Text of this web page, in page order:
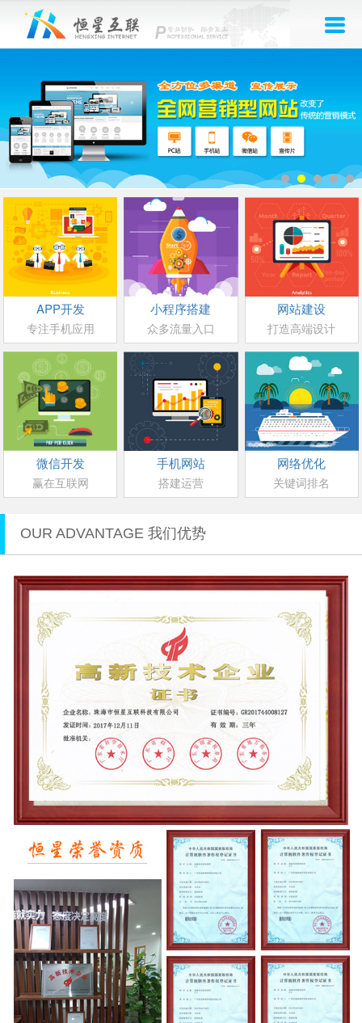
APP开发
专注手机应用
小程序搭建
众多流量入口
网站建设
打造高端设计
微信开发
赢在互联网
手机网站
搭建运营
网络优化
关键词排名
OUR ADVANTAGE 我们优势